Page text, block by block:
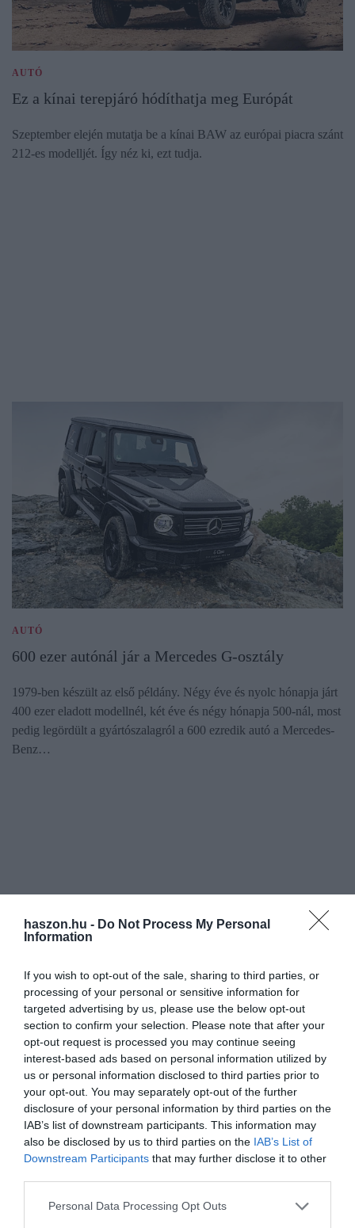
haszon.hu - Do Not Process My Personal
Information
If you wish to opt-out of the sale, sharing to third parties, or
processing of your personal or sensitive information for
targeted advertising by us, please use the below opt-out
section to confirm your selection. Please note that after your
opt-out request is processed you may continue seeing
interest-based ads based on personal information utilized by
us or personal information disclosed to third parties prior to
your opt-out. You may separately opt-out of the further
disclosure of your personal information by third parties on the
IAB’s list of downstream participants. This information may
also be disclosed by us to third parties on the IAB’s List of
Downstream Participants that may further disclose it to other
Please note that this website/app uses one or more Google
Personal Data Processing Opt Outs
AUTÓ
Ez a kínai terepjáró hódíthatja meg Európát
Szeptember elején mutatja be a kínai BAW az európai piacra szánt
212-es modelljét. Így néz ki, ezt tudja.
AUTÓ
600 ezer autónál jár a Mercedes G-osztály
1979-ben készült az első példány. Négy éve és nyolc hónapja járt
400 ezer eladott modellnél, két éve és négy hónapja 500-nál, most
pedig legördült a gyártószalagról a 600 ezredik autó a Mercedes-
Benz…